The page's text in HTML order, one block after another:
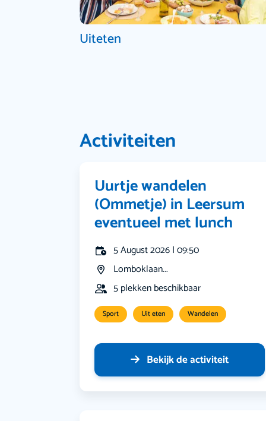
Uiteten
Activiteiten
Uurtje wandelen
(Ommetje) in Leersum
eventueel met lunch
5 August 2026 | 09:50
Lomboklaan...
5 plekken beschikbaar
Sport Uit eten Wandelen
Bekijk de activiteit